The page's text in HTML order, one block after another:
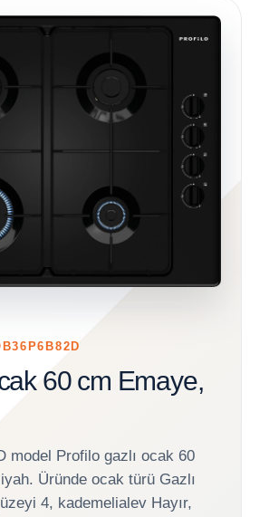
60 cm Emaye,
model Profilo gazlı ocak 60
Üründe ocak türü Gazlı
4, kademelialev Hayır,